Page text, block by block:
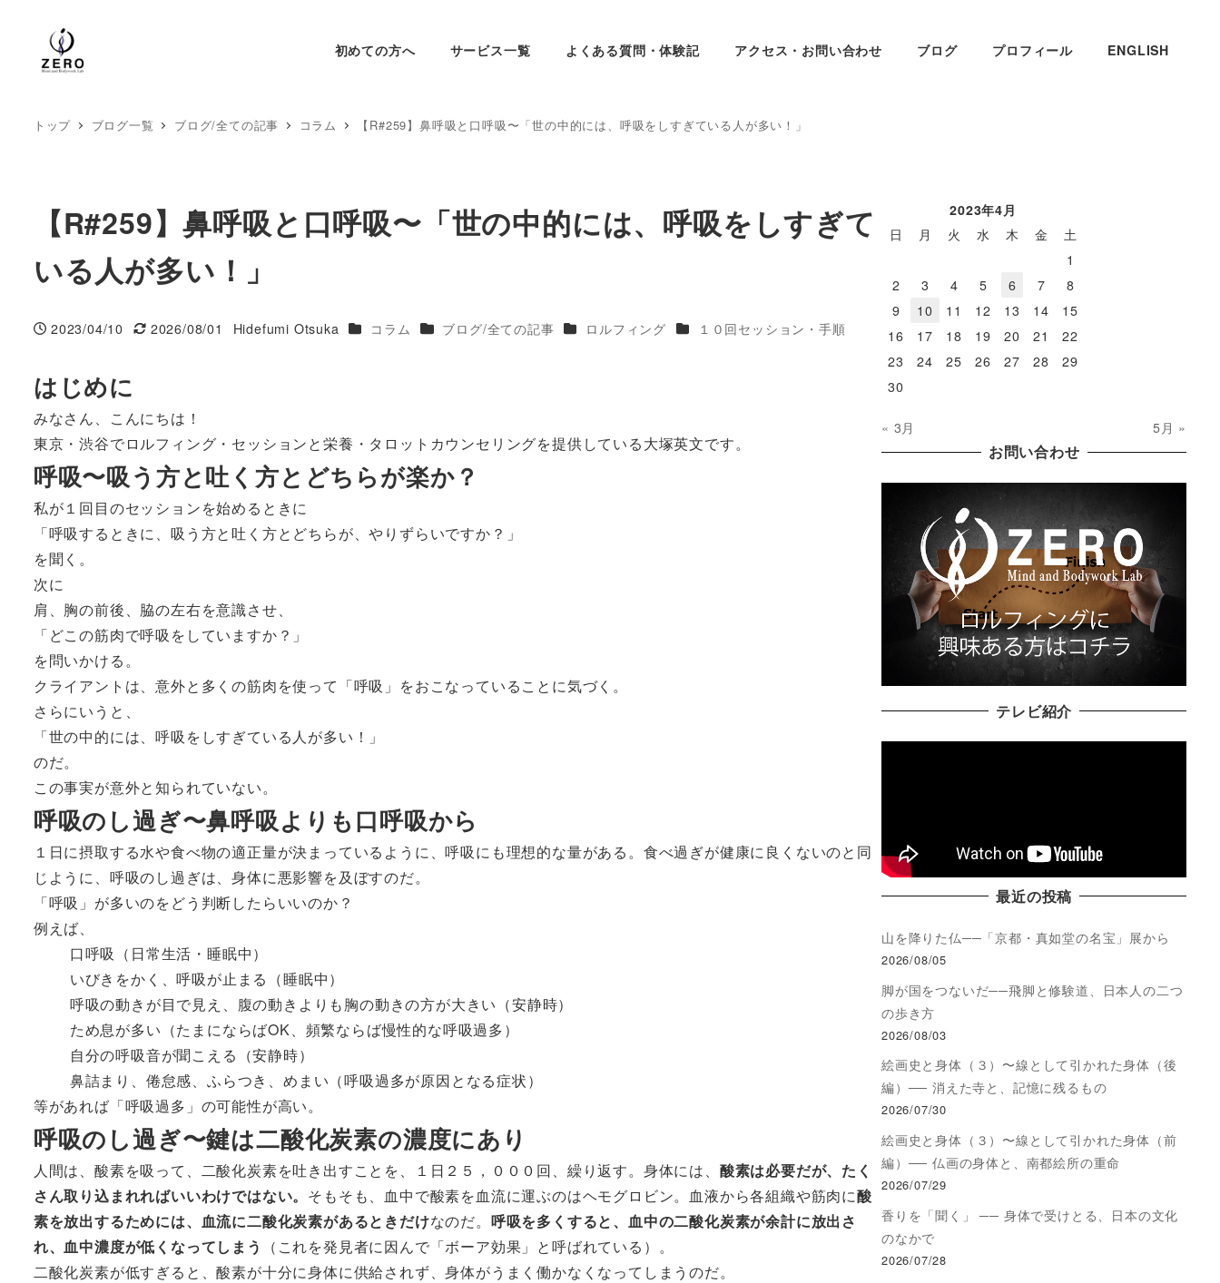
初めての方へ サービス一覧 よくある質問・体験記 アクセス・お問い合わせ ブログ プロフィール ENGLISH
トップ ブログ一覧 ブログ/全ての記事 コラム 【R#259】鼻呼吸と口呼吸〜「世の中的には、呼吸をしすぎている人が多い！」
【R#259】鼻呼吸と口呼吸〜「世の中的には、呼吸をしすぎて
いる人が多い！」
投稿日
2023/04/10
更新日
2026/08/01
著
Hidefumi Otsuka カテゴリー
コラム カテゴリー
ブログ/全ての記事 カテゴリー
ロルフィング カテゴリー
１０回セッション・手順
はじめに
みなさん、こんにちは！
東京・渋谷でロルフィング・セッションと栄養・タロットカウンセリングを提供している大塚英文です。
呼吸〜吸う方と吐く方とどちらが楽か？
私が１回目のセッションを始めるときに
「呼吸するときに、吸う方と吐く方とどちらが、やりずらいですか？」
を聞く。
次に
肩、胸の前後、脇の左右を意識させ、
「どこの筋肉で呼吸をしていますか？」
を問いかける。
クライアントは、意外と多くの筋肉を使って「呼吸」をおこなっていることに気づく。
さらにいうと、
「世の中的には、呼吸をしすぎている人が多い！」
のだ。
この事実が意外と知られていない。
呼吸のし過ぎ〜鼻呼吸よりも口呼吸から
１日に摂取する水や食べ物の適正量が決まっているように、呼吸にも理想的な量がある。食べ過ぎが健康に良くないのと同
じように、呼吸のし過ぎは、身体に悪影響を及ぼすのだ。
「呼吸」が多いのをどう判断したらいいのか？
例えば、
口呼吸（日常生活・睡眠中）
いびきをかく、呼吸が止まる（睡眠中）
呼吸の動きが目で見え、腹の動きよりも胸の動きの方が大きい（安静時）
ため息が多い（たまにならばOK、頻繁ならば慢性的な呼吸過多）
自分の呼吸音が聞こえる（安静時）
鼻詰まり、倦怠感、ふらつき、めまい（呼吸過多が原因となる症状）
等があれば「呼吸過多」の可能性が高い。
呼吸のし過ぎ〜鍵は二酸化炭素の濃度にあり
人間は、酸素を吸って、二酸化炭素を吐き出すことを、１日２５，０００回、繰り返す。身体には、 酸素は必要だが、たく
さん取り込まれればいいわけではない。 そもそも、血中で酸素を血流に運ぶのはヘモグロビン。血液から各組織や筋肉に酸
素を放出するためには、血流に二酸化炭素があるときだけなのだ。 呼吸を多くすると、血中の二酸化炭素が余計に放出さ
れ、血中濃度が低くなってしまう
（これを発見者に因んで「ボーア効果」と呼ばれている）。
二酸化炭素が低すぎると、酸素が十分に身体に供給されず、身体がうまく働かなくなってしまうのだ。
2023年4月
日
月 火 水 木 金
土
1
2
3 4 5 6 7
8
9
10 11 12 13 14
15
16
17 18 19 20 21
22
23
24 25 26 27 28
29
30
« 3月 5月 »
お問い合わせ
テレビ紹介
最近の投稿
山を降りた仏──「京都・真如堂の名宝」展から
2026/08/05
脚が国をつないだ──飛脚と修験道、日本人の二つ
の歩き方
2026/08/03
絵画史と身体（３）〜線として引かれた身体（後
編）── 消えた寺と、記憶に残るもの
2026/07/30
絵画史と身体（３）〜線として引かれた身体（前
編）── 仏画の身体と、南都絵所の重命
2026/07/29
香りを「聞く」 ── 身体で受けとる、日本の文化
のなかで
2026/07/28